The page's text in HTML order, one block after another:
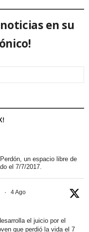
en su
un espacio libre de
el 7/7/2017.
· 4 Ago
el juicio por el
que perdió la vida el 7